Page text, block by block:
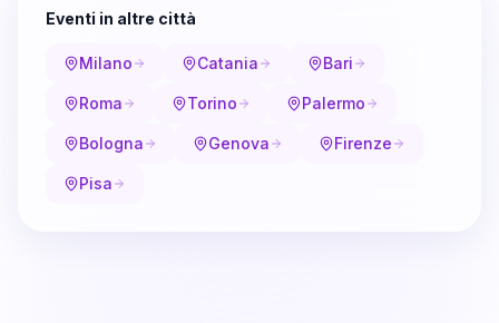
Eventi in altre città
Milano Catania Bari
Roma Torino Palermo
Bologna Genova Firenze
Pisa